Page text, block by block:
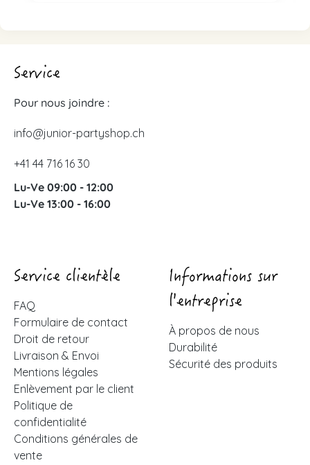
Service
Pour nous joindre :
info@junior-partyshop.ch
+41 44 716 16 30
Lu-Ve 09:00 - 12:00
Lu-Ve 13:00 - 16:00
Service clientèle
FAQ
Formulaire de contact
Droit de retour
Livraison & Envoi
Mentions légales
Enlèvement par le client
Politique de
confidentialité
Conditions générales de
vente
Informations sur
l'entreprise
À propos de nous
Durabilité
Sécurité des produits